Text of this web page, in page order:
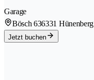
Garage
Bösch 636331 Hünenberg
Jetzt buchen